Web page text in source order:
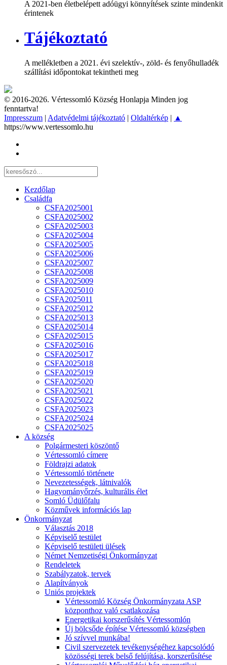
A 2021-ben életbelépett adóügyi könnyítések szinte mindenkit
érintenek
Tájékoztató
A mellékletben a 2021. évi szelektív-, zöld- és fenyőhulladék
szállítási időpontokat tekintheti meg
© 2016-2026. Vértessomló Község Honlapja Minden jog
fenntartva!
Impresszum | Adatvédelmi tájékoztató | Oldaltérkép | ▲
https://www.vertessomlo.hu
Kezdőlap
Családfa
CSFA2025001
CSFA2025002
CSFA2025003
CSFA2025004
CSFA2025005
CSFA2025006
CSFA2025007
CSFA2025008
CSFA2025009
CSFA2025010
CSFA2025011
CSFA2025012
CSFA2025013
CSFA2025014
CSFA2025015
CSFA2025016
CSFA2025017
CSFA2025018
CSFA2025019
CSFA2025020
CSFA2025021
CSFA2025022
CSFA2025023
CSFA2025024
CSFA2025025
A község
Polgármesteri köszöntő
Vértessomló címere
Földrajzi adatok
Vértessomló története
Nevezetességek, látnivalók
Hagyományőrzés, kulturális élet
Somló Üdülőfalu
Közművek információs lap
Önkormányzat
Választás 2018
Képviselő testület
Képviselő testületi ülések
Német Nemzetiségi Önkormányzat
Rendeletek
Szabályzatok, tervek
Alapítványok
Uniós projektek
Vértessomló Község Önkormányzata ASP
központhoz való csatlakozása
Energetikai korszerűsítés Vértessomlón
Új bölcsőde építése Vértessomló községben
Jó szívvel munkába!
Civil szervezetek tevékenységéhez kapcsolódó
közösségi terek belső felújítása, korszerűsítése